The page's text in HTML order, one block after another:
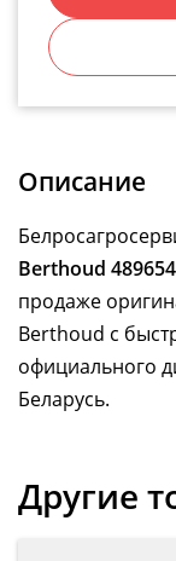
Описание
Berthoud 489654
продаже
Berthoud с
официального
Беларусь.
Другие